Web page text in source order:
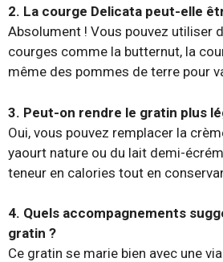
2. La courge Delicata peut-elle
Absolument ! Vous pouvez utiliser
courges comme la butternut, la
même des pommes de terre pour
3. Peut-on rendre le gratin plus
Oui, vous pouvez remplacer la
yaourt nature ou du lait demi-
teneur en calories tout en
4. Quels accompagnements
gratin ?
Ce gratin se marie bien avec une